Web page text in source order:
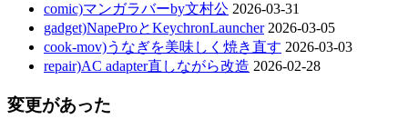
comic)マンガラバーby文村公 2026-03-31
gadget)NapeProとKeychronLauncher 2026-03-05
cook-mov)うなぎを美味しく焼き直す 2026-03-03
repair)AC adapter直しながら改造 2026-02-28
変更があった